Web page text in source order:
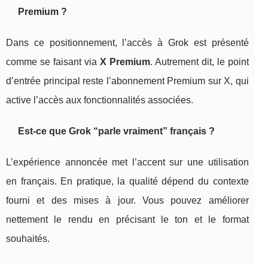
Premium ?
Dans ce positionnement, l’accès à Grok est présenté
comme se faisant via X Premium. Autrement dit, le point
d’entrée principal reste l’abonnement Premium sur X, qui
active l’accès aux fonctionnalités associées.
Est-ce que Grok “parle vraiment” français ?
L’expérience annoncée met l’accent sur une utilisation
en français. En pratique, la qualité dépend du contexte
fourni et des mises à jour. Vous pouvez améliorer
nettement le rendu en précisant le ton et le format
souhaités.